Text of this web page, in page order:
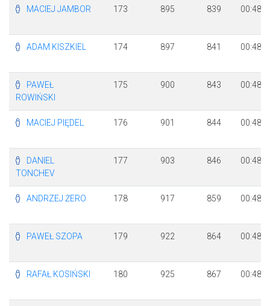
MACIEJ JAMBOR 173 895 839
ADAM KISZKIEL 174 897 841
PAWEŁ
ROWIŃSKI
175 900 843
MACIEJ PIĘDEL 176 901 844
DANIEL
TONCHEV
177 903 846
ANDRZEJ ŻERO 178 917 859
PAWEŁ SZOPA 179 922 864
RAFAŁ KOSIŃSKI 180 925 867